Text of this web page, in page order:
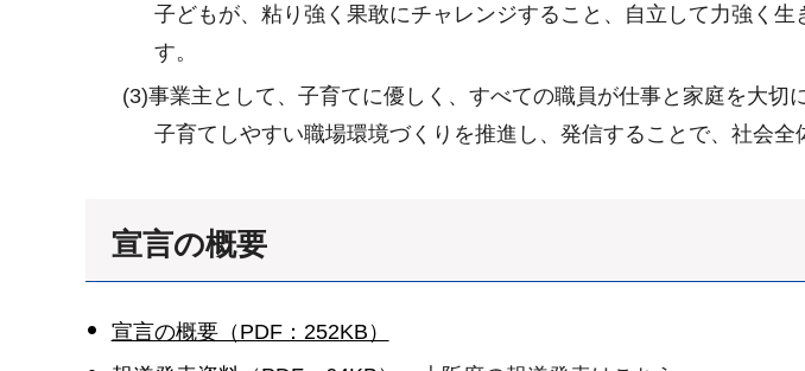
子どもが、粘り強く果敢にチャレンジすること、自立して力強く
す。
(3)事業主として、子育てに優しく、すべての職員が仕事と家庭を大切
子育てしやすい職場環境づくりを推進し、発信することで、社会全
宣言の概要
宣言の概要（PDF：252KB）